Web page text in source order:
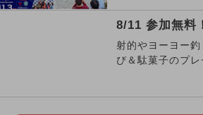
8/11 参加無料
射的やヨーヨー
び＆駄菓子のプレ